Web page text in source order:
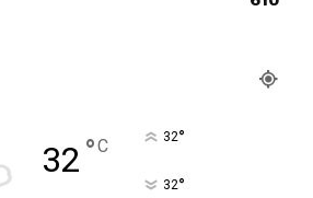
32 °C 32°
32°